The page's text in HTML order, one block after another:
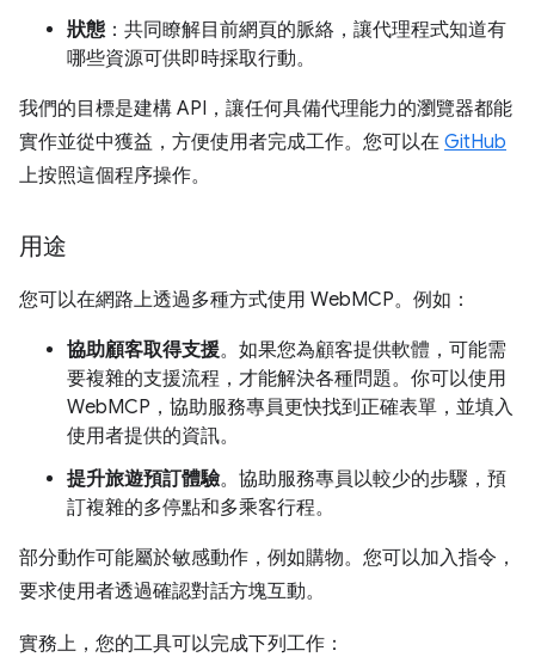
狀態：共同瞭解目前網頁的脈絡，讓代理程式知道有
哪些資源可供即時採取行動。
我們的目標是建構 API，讓任何具備代理能力的瀏覽器都能
實作並從中獲益，方便使用者完成工作。您可以在 GitHub
上按照這個程序操作。
用途
您可以在網路上透過多種方式使用 WebMCP。例如：
協助顧客取得支援。如果您為顧客提供軟體，可能需
要複雜的支援流程，才能解決各種問題。你可以使用
WebMCP，協助服務專員更快找到正確表單，並填入
使用者提供的資訊。
提升旅遊預訂體驗。協助服務專員以較少的步驟，預
訂複雜的多停點和多乘客行程。
部分動作可能屬於敏感動作，例如購物。您可以加入指令，
要求使用者透過確認對話方塊互動。
實務上，您的工具可以完成下列工作：